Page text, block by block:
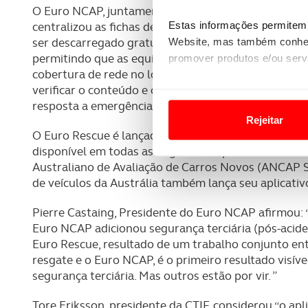
Estas informações
Website, mas também
promover produtos e/ou
Usamos cookies para
funcionalidades de redes
Adicionalmente partilhamos
e organizações na UE e em
O ACP garantirá que as
consentimento e quando tal
navegação no Website e
Rejeitar
O Euro NCAP, juntamente com a Associação
centralizou as fichas de resgate dos fabricantes
ser descarregado gratuitamente e está disponível
permitindo que as equipas de resgate acessem às
cobertura de rede no local do acidente. Para todos
verificar o conteúdo e compartilhar as fichas de
resposta a emergências para novos veículos
O Euro Rescue é lançado em inglês, francês,
disponível em todas as línguas europeias. O uso
Australiano de Avaliação de Carros Novos
de veículos da Austrália também lança seu
Pierre Castaing, Presidente do Euro NCAP
Euro NCAP adicionou segurança terciária (pós-
Euro Rescue, resultado de um trabalho conjunto
resgate e o Euro NCAP, é o primeiro resultado
segurança terciária. Mas outros estão por vir. ”
Tore Eriksson, presidente da CTIF, considerou “o